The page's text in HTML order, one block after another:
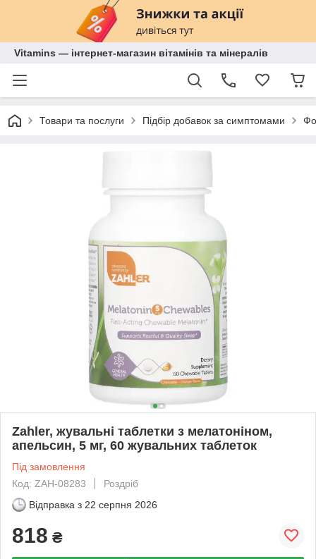
Vitamins — інтернет-магазин вітамінів та мінералів
Товари та послуги Підбір добавок за симптомами
Zahler, жувальні таблетки з мелатоніном,
апельсин, 5 мг, 60 жувальних таблеток
Під замовлення
Код: ZAH-08283
Роздріб
Відправка з 22 серпня 2026
818 ₴